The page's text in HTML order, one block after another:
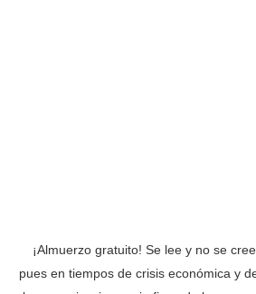
¡Almuerzo gratuito! Se lee y no se
pues en tiempos de crisis económica y